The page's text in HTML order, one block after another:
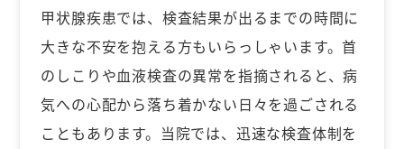
甲状腺疾患では、検査結果が出るまでの時間に
大きな不安を抱える方もいらっしゃいます。首
のしこりや血液検査の異常を指摘されると、病
気への心配から落ち着かない日々を過ごされる
こともあります。当院では、迅速な検査体制を